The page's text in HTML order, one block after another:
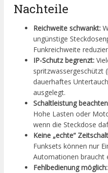
Nachteile
Reichweite schwankt:
ungünstige
Funkreichweite
IP-Schutz begrenzt:
spritzwassergeschützt
dauerhaftes
ausgelegt.
Schaltleistung
Hohe Lasten oder
wenn die Steckdose
Keine „echte“
Funksets können nur
Automationen braucht
Fehlbedienung möglich: